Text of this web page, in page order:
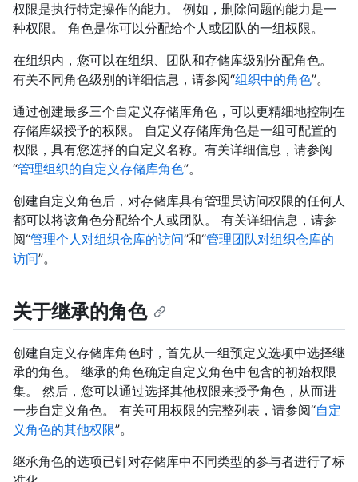
权限是执行特定操作的能力。 例如，删除问题的能力是一
种权限。 角色是你可以分配给个人或团队的一组权限。
在组织内，您可以在组织、团队和存储库级别分配角色。
有关不同角色级别的详细信息，请参阅“组织中的角色”。
通过创建最多三个自定义存储库角色，可以更精细地控制在
存储库级授予的权限。 自定义存储库角色是一组可配置的
权限，具有您选择的自定义名称。有关详细信息，请参阅
“管理组织的自定义存储库角色”。
创建自定义角色后，对存储库具有管理员访问权限的任何人
都可以将该角色分配给个人或团队。 有关详细信息，请参
阅“管理个人对组织仓库的访问”和“管理团队对组织仓库的
访问”。
关于继承的角色
创建自定义存储库角色时，首先从一组预定义选项中选择继
承的角色。 继承的角色确定自定义角色中包含的初始权限
集。 然后，您可以通过选择其他权限来授予角色，从而进
一步自定义角色。 有关可用权限的完整列表，请参阅“自定
义角色的其他权限”。
继承角色的选项已针对存储库中不同类型的参与者进行了标